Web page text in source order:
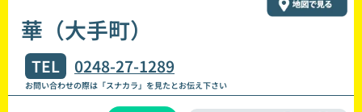
華（大手町）
TEL 0248-27-1289
お問い合わせの際は「スナカラ」を見たとお伝え下さい